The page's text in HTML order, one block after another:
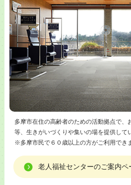
多摩市在住の高齢者のための活動拠点で、
等、生きがいづくりや集いの場を提供して
※多摩市民で６０歳以上の方がご利用でき
老人福祉センターのご案内ペ